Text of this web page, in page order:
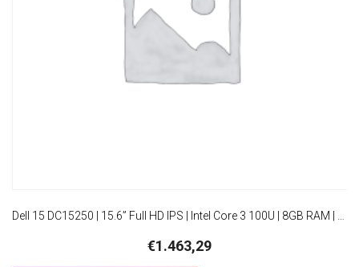
Dell 15 DC15250 | 15.6” Full HD IPS | Intel Core 3 100U | 8GB RAM | 512GB SSD | W11 Home
€1.463,29